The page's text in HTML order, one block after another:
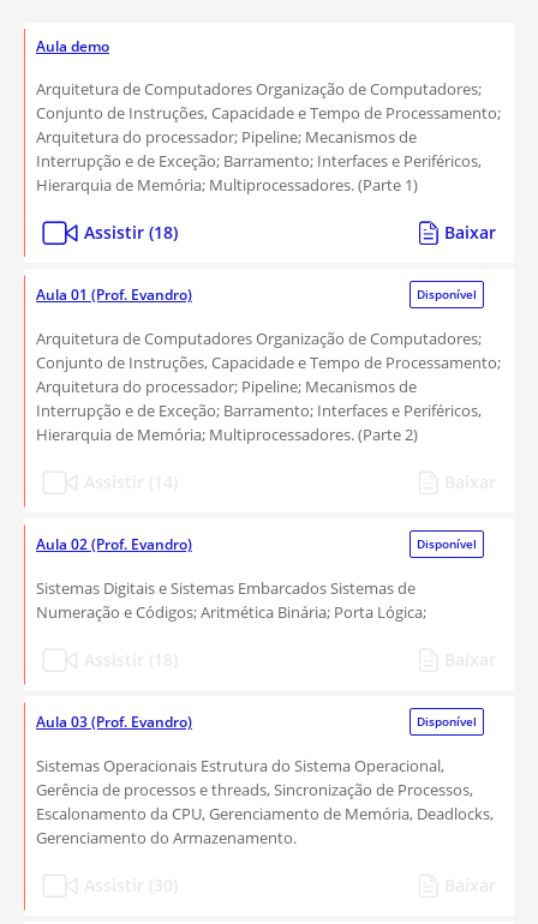
Aula demo
Arquitetura de Computadores Organização de Computadores;
Conjunto de Instruções, Capacidade e Tempo de Processamento;
Arquitetura do processador; Pipeline; Mecanismos de
Interrupção e de Exceção; Barramento; Interfaces e Periféricos,
Hierarquia de Memória; Multiprocessadores. (Parte 1)
Assistir (18) Baixar
Aula 01 (Prof. Evandro) Disponível
Arquitetura de Computadores Organização de Computadores;
Conjunto de Instruções, Capacidade e Tempo de Processamento;
Arquitetura do processador; Pipeline; Mecanismos de
Interrupção e de Exceção; Barramento; Interfaces e Periféricos,
Hierarquia de Memória; Multiprocessadores. (Parte 2)
Aula 02 (Prof. Evandro) Disponível
Sistemas Digitais e Sistemas Embarcados Sistemas de
Numeração e Códigos; Aritmética Binária; Porta Lógica;
Aula 03 (Prof. Evandro) Disponível
Sistemas Operacionais Estrutura do Sistema Operacional,
Gerência de processos e threads, Sincronização de Processos,
Escalonamento da CPU, Gerenciamento de Memória, Deadlocks,
Gerenciamento do Armazenamento.